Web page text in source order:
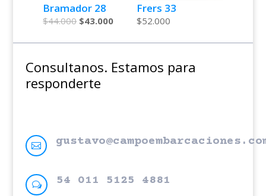
Bramador 28
$44.000 $43.000
Frers 33
$52.000
Consultanos. Estamos para
responderte

w 54 011 5125 4881